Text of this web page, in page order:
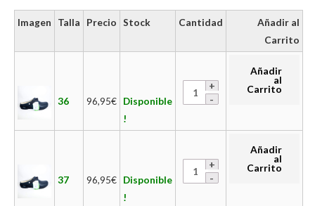
Imagen Talla Precio Stock Cantidad
Añadir al
Carrito
36 96,95€ Disponible
!
Añadir
al
Carrito
37 96,95€ Disponible
!
Añadir
al
Carrito